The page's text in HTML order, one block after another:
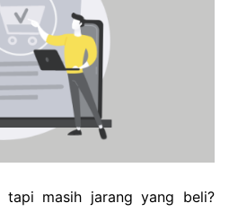
tapi masih jarang yang beli?